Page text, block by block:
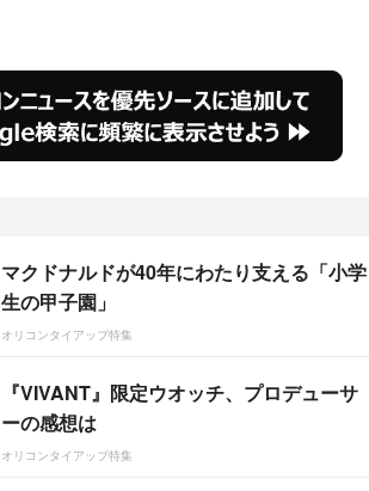
マクドナルドが40年にわたり支える「小学
生の甲子園」
オリコンタイアップ特集
『VIVANT』限定ウオッチ、プロデューサ
ーの感想は
オリコンタイアップ特集